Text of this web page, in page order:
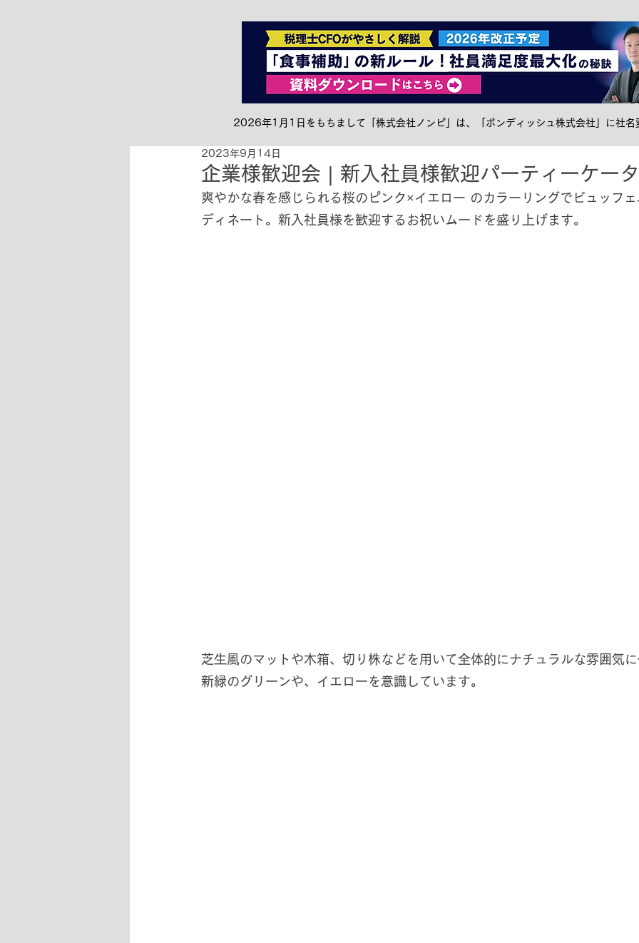
お知らせ&リリース 社食トピック ケータリング サステナブル メ
企業様歓迎会 | 新入社員様歓迎パーティーケー
2023年9月14日
爽やかな春を感じられる桜のピンク×イエロー のカラーリングでビュッフ
ディネート。新入社員様を歓迎するお祝いムードを盛り上げます。
芝生風のマットや木箱、切り株などを用いて全体的にナチュラルな雰囲気
新緑のグリーンや、イエローを意識しています。
2026年1月1日をもちまして「株式会社ノンピ」は、「ボンディッシュ株式会社」に社名